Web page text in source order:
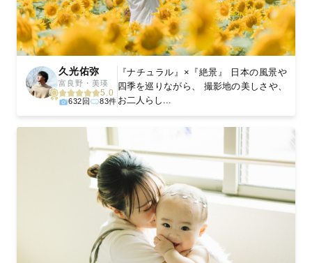
久光佑弥
富良野・美瑛
5.0
632回 83件
『ナチュラル』×『絶景』 日本の風景や
四季を巡りながら、 撮影地の美しさや、
お二人らし...